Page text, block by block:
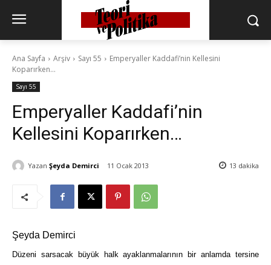
Ana Sayfa Arşiv Sayı 55
Emperyaller Kaddafi’nin Kellesini
Koparırken…
Sayı 55
Emperyaller Kaddafi’nin
Kellesini Koparırken…
Yazan Şeyda Demirci 11 Ocak 2013 13 dakika
Şeyda Demirci
Düzeni sarsacak büyük halk ayaklanmalarının bir anlamda tersine